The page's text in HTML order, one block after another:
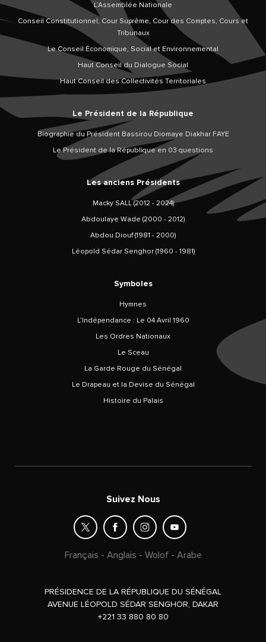
L’Assemblée Nationale
Conseil Constitutionnel, Cour Suprême, Cour des Comptes, Cours et
Tribunaux
Le Conseil Économique, Social et Environnemental
Haut Conseil du Dialogue Social
Haut Conseil des Collectivités Territoriales
Le Président de la République
Biographie du Président Bassirou Diomaye Diakhar FAYE
Le Président de la République en 03 questions
Les anciens Présidents
Macky SALL (2012 - 2024)
Abdoulaye Wade (2000 - 2012)
Abdou Diouf (1981 - 2000)
Léopold Sédar Senghor (1960 - 1981)
Symboles
Hymnes
L’Indépendance : Le 04 Avril 1960
Les Ordres Nationaux
Le Sceau
La Garde Rouge du Sénégal
Le Drapeau et la Devise du Sénégal
Histoire du Palais
Suivez Nous
Français - Anglais - Wolof- Arabe
PRÉSIDENCE DE LA RÉPUBLIQUE DU SÉNÉGAL
AVENUE LÉOPOLD SÉDAR SENGHOR, DAKAR
+221 33 880 80 80